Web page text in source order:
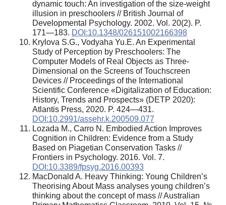
dynamic touch: An investigation of the size-weight
illusion in preschoolers // British Journal of
Developmental Psychology. 2002. Vol. 20(2). P.
171—183. DOI:10.1348/026151002166398
Krylova S.G., Vodyaha Yu.E. An Experimental
Study of Perception by Preschoolers: The
Computer Models of Real Objects as Three-
Dimensional on the Screens of Touchscreen
Devices // Proceedings of the International
Scientific Conference «Digitalization of Education:
History, Trends and Prospects» (DETP 2020):
Atlantis Press, 2020. P. 424—431.
DOI:10.2991/assehr.k.200509.077
Lozada M., Carro N. Embodied Action Improves
Cognition in Children: Evidence from a Study
Based on Piagetian Conservation Tasks //
Frontiers in Psychology. 2016. Vol. 7.
DOI:10.3389/fpsyg.2016.00393
MacDonald A. Heavy Thinking: Young Children’s
Theorising About Mass analyses young children’s
thinking about the concept of mass // Australian